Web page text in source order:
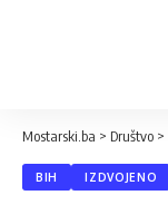
Mostarski.ba > Društvo >
BIH IZDVOJENO